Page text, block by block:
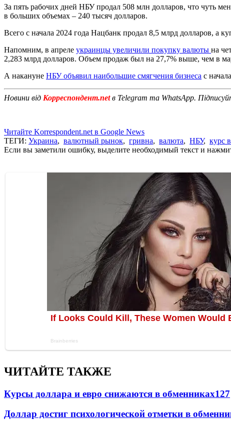
За пять рабочих дней НБУ продал 508 млн долларов, что чуть
в больших объемах – 240 тысяч долларов.
Всего с начала 2024 года Нацбанк продал 8,5 млрд долларов, а
Напомним, в апреле украинцы увеличили покупку валюты на
2,283 млрд долларов. Объем продаж был на 27,7% выше, чем в
А накануне НБУ объявил наибольшие смягчения бизнеса с
Новини від Корреспондент.netв Telegram та WhatsApp.
Читайте Korrespondent.net в Google News
ТЕГИ: Украина, валютный рынок, гривна, валюта, НБУ, курс
Если вы заметили ошибку, выделите необходимый текст и
ЧИТАЙТЕ ТАКЖЕ
Курсы доллара и евро снижаются в обменниках127
Доллар достиг психологической отметки в